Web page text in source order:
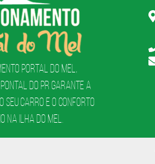
Portal do Mel,
do PR garante a
seu carro e o conforto
na ilha do mel.